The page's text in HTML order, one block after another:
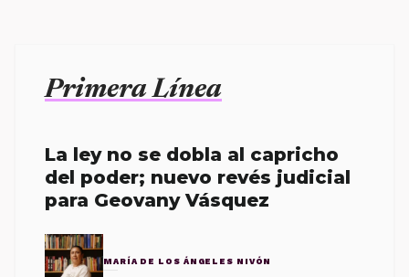
Primera Línea
La ley no se dobla al capricho
del poder; nuevo revés judicial
para Geovany Vásquez
MARÍA DE LOS ÁNGELES NIVÓN